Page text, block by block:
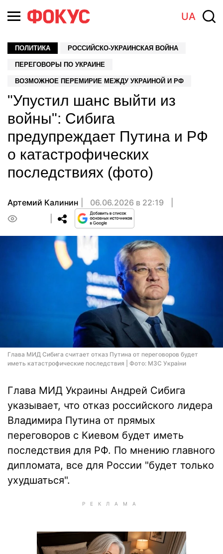
UA
ПОЛИТИКА РОССИЙСКО-УКРАИНСКАЯ ВОЙНА
ПЕРЕГОВОРЫ ПО УКРАИНЕ
ВОЗМОЖНОЕ ПЕРЕМИРИЕ МЕЖДУ УКРАИНОЙ И РФ
"Упустил шанс выйти из
войны": Сибига
предупреждает Путина и РФ
о катастрофических
последствиях (фото)
Артемий Калинин
06.06.2026 в 22:19
Глава МИД Сибига считает отказ Путина от переговоров будет
иметь катастрофические последствия | Фото: МЗС Украiни
Глава МИД Украины Андрей Сибига
указывает, что отказ российского лидера
Владимира Путина от прямых
переговоров с Киевом будет иметь
последствия для РФ. По мнению главного
дипломата, все для России "будет только
ухудшаться".